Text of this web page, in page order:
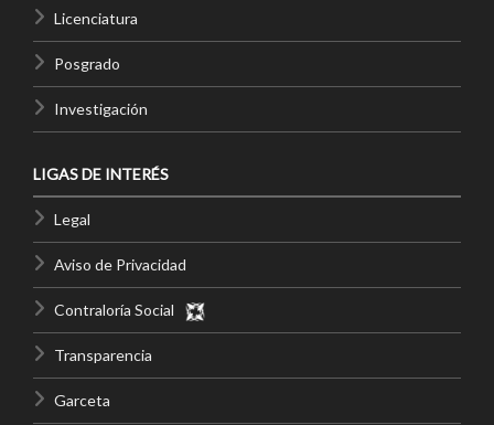
Licenciatura
Posgrado
Investigación
LIGAS DE INTERÉS
Legal
Aviso de Privacidad
Contraloría Social
Transparencia
Garceta